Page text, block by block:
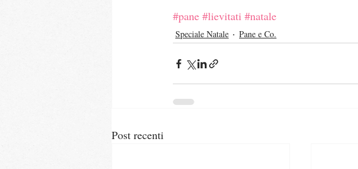
#pane #lievitati #natale
Speciale Natale Pane e Co.
Post recenti